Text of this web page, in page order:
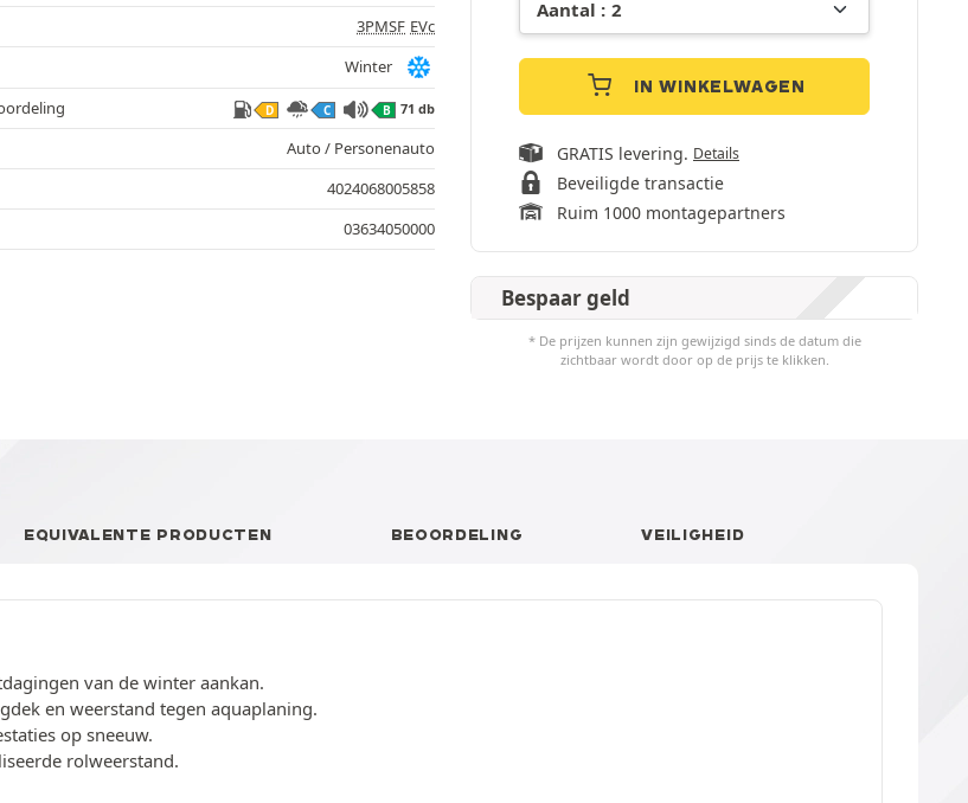
IN WINKELWAGEN
GRATIS levering. Details
Beveiligde transactie
Ruim 1000 montagepartners
Bespaar geld
* De prijzen kunnen zijn gewijzigd sinds de datum die
zichtbaar wordt door op de prijs te klikken.
3PMSF EVc
Winter
D C B 71 db
Auto / Personenauto
4024068005858
03634050000
EQUIVALENTE PRODUCTEN BEOORDELING VEILIGHEID
van de winter aankan.
en weerstand tegen aquaplaning.
op sneeuw.
rolweerstand.